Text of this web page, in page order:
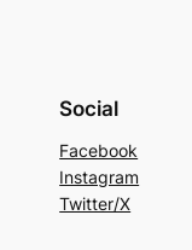
Social
Facebook
Instagram
Twitter/X